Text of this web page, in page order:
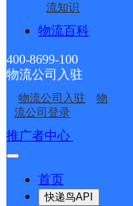
流知识
物流百科
400-8699-100
物流公司入驻
物流公司入驻
物
流公司登录
推广者中心
首页
快递鸟API
ID3925
大水沟邮政所
骑马坝邮政所
戈奎邮政所
绿春县
决方案
接口API
API接口文档
API接口 DEMO下载